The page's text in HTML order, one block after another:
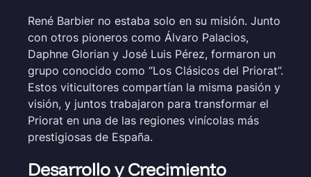
René Barbier no estaba solo en su misión. Junto
con otros pioneros como Álvaro Palacios,
Daphne Glorian y José Luis Pérez, formaron un
grupo conocido como “Los Clásicos del Priorat”.
Estos viticultores compartían la misma pasión y
visión, y juntos trabajaron para transformar el
Priorat en una de las regiones vinícolas más
prestigiosas de España.
Desarrollo y Crecimiento